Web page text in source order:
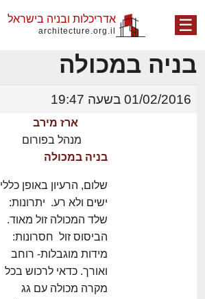
☰ אדריכלות ובניה בישראל
architecture.org.il
בניה במכולה
01/02/2016 בשעה 19:47
ארז מירב
מנהל בפורום
בניה במכולה
שלום, הרעיון באופן כללי
ישים ולא רע. יתרונות:
שלד המכולה זול מאוד.
הביסוס זול חסרונות:
מידות מוגבלות- רוחב
ואורך. כדאי לרכוש בכל
מקרה מכולה עם גג